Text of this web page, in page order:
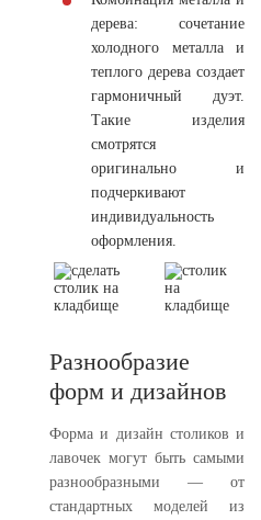
дерева: сочетание
холодного металла и
теплого дерева создает
гармоничный дуэт.
Такие изделия
смотрятся
оригинально и
подчеркивают
индивидуальность
оформления.
Разнообразие
форм и дизайнов
Форма и дизайн столиков и
лавочек могут быть самыми
разнообразными — от
стандартных моделей из